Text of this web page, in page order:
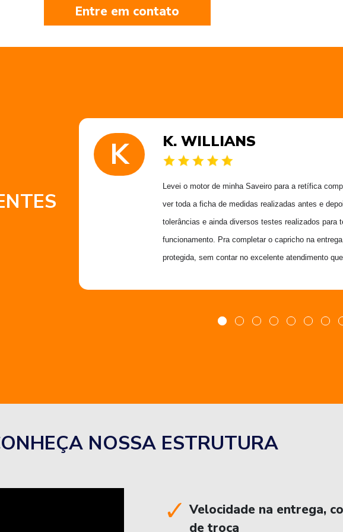
Entre em contato
K K. WILLIANS
Levei o motor de minha Saveiro para a retífica
ver toda a ficha de medidas realizadas antes e
tolerâncias e ainda diversos testes realizados para
funcionamento. Pra completar o capricho na
protegida, sem contar no excelente atendimento
NOSSA ESTRUTURA
Velocidade na entrega,
de troca